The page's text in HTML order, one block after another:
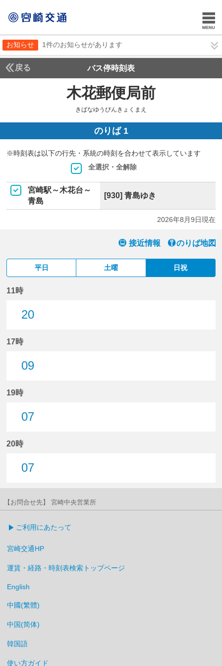
お知らせ 1件のお知らせがあります
戻る バス停時刻表
木花郵便局前
きばなゆうびんきょくまえ
のりば 1
※時刻表は以下の行先・系統の時刻を合わせて表示しています
全選択・全解除
宮崎駅～木花台～
青島
[930] 青島ゆき
2026年8月9日現在
接近情報 のりば地図
平日 土曜 日祝
11時
20
17時
09
19時
07
20時
07
【お問合せ先】 宮崎中央営業所
ご利用にあたって
宮崎交通HP
運賃・経路・時刻表検索トップページ
English
中國(繁體)
中国(简体)
韓国語
使い方ガイド